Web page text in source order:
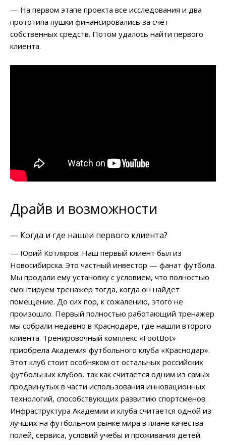
— На первом этапе проекта все исследования и два
прототипа пушки финансировались за счёт
собственных средств. Потом удалось найти первого
клиента.
Драйв и возможности
— Когда и где нашли первого клиента?
— Юрий Котляров: Наш первый клиент был из
Новосибирска. Это частный инвестор — фанат футбола.
Мы продали ему установку с условием, что полностью
смонтируем тренажер тогда, когда он найдет
помещение. До сих пор, к сожалению, этого не
произошло. Первый полностью работающий тренажер
мы собрали недавно в Краснодаре, где нашли второго
клиента. Тренировочный комплекс «FootBot»
приобрела Академия футбольного клуба «Краснодар».
Этот клуб стоит особняком от остальных российских
футбольных клубов, так как считается одним из самых
продвинутых в части использования инновационных
технологий, способствующих развитию спортсменов.
Инфраструктура Академии и клуба считается одной из
лучших на футбольном рынке мира в плане качества
полей, сервиса, условий учебы и проживания детей.